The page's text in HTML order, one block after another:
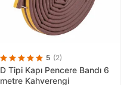
5 (2)
D Tipi Kapı Pencere Bandı 6
metre Kahverengi